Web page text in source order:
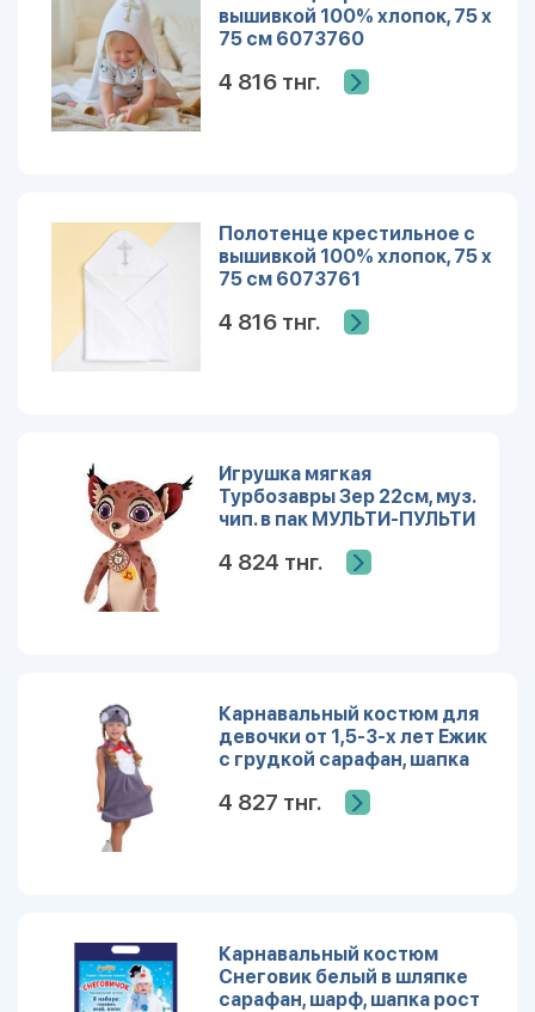
вышивкой 100% хлопок, 75 х
75 см 6073760
4 816 тнг.
Полотенце крестильное с
вышивкой 100% хлопок, 75 х
75 см 6073761
4 816 тнг.
Игрушка мягкая
Турбозавры Зер 22см, муз.
чип. в пак МУЛЬТИ-ПУЛЬТИ
4 824 тнг.
Карнавальный костюм для
девочки от 1,5-3-х лет Ежик
с грудкой сарафан, шапка
4 827 тнг.
Карнавальный костюм
Снеговик белый в шляпке
сарафан, шарф, шапка рост